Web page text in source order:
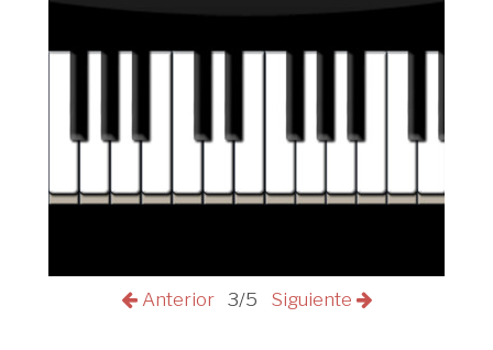
Anterior 3/5 Siguiente